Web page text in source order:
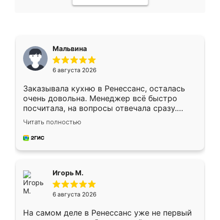
Мальвина
6 августа 2026
Заказывала кухню в Ренессанс, осталась
очень довольна. Менеджер всё быстро
посчитала, на вопросы отвечала сразу.
Замерщик приехал в субботу, подошёл к
делу со всей ответственностью. Собрали
за день, ребята работали аккуратно, даже
Читать полностью
Игорь М.
6 августа 2026
На самом деле в Ренессанс уже не первый